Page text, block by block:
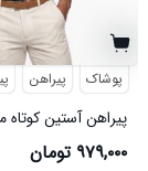
پوشاک پیراهن
پیراهن آستین کوتاه
ساده ویسکوز سبز مدل 50977
۹۷۹,۰۰۰ تومان